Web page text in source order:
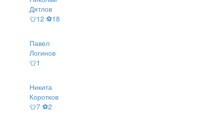
Дятлов
👕12 ⚽18
Павел
Логинов
👕1
Никита
Коротков
👕7 ⚽2